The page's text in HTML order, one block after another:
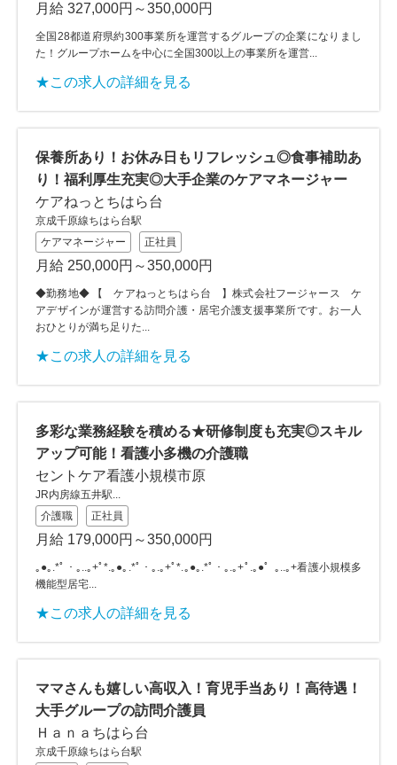
月給 327,000円～350,000円
全国28都道府県約300事業所を運営するグループの企業になりまし
た！グループホームを中心に全国300以上の事業所を運営...
★この求人の詳細を見る
保養所あり！お休み日もリフレッシュ◎食事補助あ
り！福利厚生充実◎大手企業のケアマネージャー
ケアねっとちはら台
京成千原線ちはら台駅
ケアマネージャー
正社員
月給 250,000円～350,000円
◆勤務地◆ 【 ケアねっとちはら台 】株式会社フージャース ケ
アデザインが運営する訪問介護・居宅介護支援事業所です。お一人
おひとりが満ち足りた...
★この求人の詳細を見る
多彩な業務経験を積める★研修制度も充実◎スキル
アップ可能！看護小多機の介護職
セントケア看護小規模市原
JR内房線五井駅...
介護職
正社員
月給 179,000円～350,000円
｡●｡.*ﾟ・｡..｡+ﾟ*.｡●｡.*ﾟ・｡.｡+ﾟ*.｡●｡.*ﾟ・｡.｡+ﾟ.｡●゜｡..｡+看護小規模多
機能型居宅...
★この求人の詳細を見る
ママさんも嬉しい高収入！育児手当あり！高待遇！
大手グループの訪問介護員
Ｈａｎａちはら台
京成千原線ちはら台駅